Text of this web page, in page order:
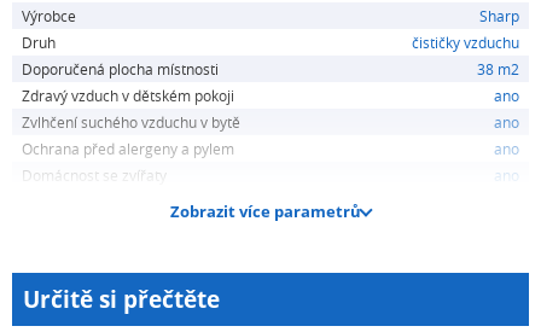
Výrobce
Sharp
Druh
čističky vzduchu
Doporučená plocha místnosti
38 m2
Zdravý vzduch v dětském pokoji
ano
Zvlhčení suchého vzduchu v bytě
ano
Ochrana před alergeny a pylem
ano
Domácnost se zvířaty
ano
Zobrazit více parametrů
Určitě si přečtěte